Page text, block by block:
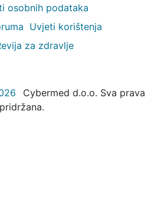
osobnih podataka
Uvjeti korištenja
za zdravlje
Cybermed d.o.o. Sva prava
pridržana.